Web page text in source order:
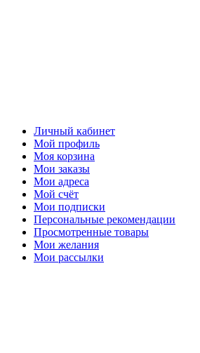
Личный кабинет
Мой профиль
Моя корзина
Мои заказы
Мои адреса
Мой счёт
Мои подписки
Персональные рекомендации
Просмотренные товары
Мои желания
Мои рассылки